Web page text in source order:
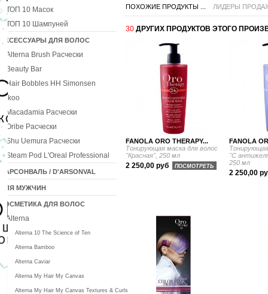
ПОХОЖИЕ ПРОДУКТЫ ... ЛИДЕРЫ
30 ДРУГИХ ПРОДУКТОВ ЭТОГО
FANOLA ORO THERAPY...
Тонирующая маска для волос
"Красная", 250 мл
2 250,00 руб ПОСМОТРЕТЬ
FANOLA
"С
250 мл
2 250,00
ТОП 10 Масок
ТОП 10 Шампуней
АКСЕССУАРЫ ДЛЯ ВОЛОС
Alterna Brush Расчески
Beauty Bar
Hair Bobbles HH Simonsen
Ikoo
Macadamia Расчески
Oribe Расчески
Shu Uemura Расчески
Steam Pod L'Oreal Professional
ДАРСОНВАЛЬ / D'ARSONVAL
ДЛЯ МУЖЧИН
КОСМЕТИКА ДЛЯ ВОЛОС
Alterna
Alterna 10 The Science of Ten
Alterna Bamboo
Alterna Caviar
Alterna My Hair My Canvas
Alterna My Hair My Canvas Textures & Curls